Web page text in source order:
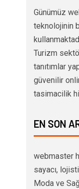
Günümüz
teknolojinin
Turizm
tanıtımlar
güvenilir
tasimacilik
EN SON
webmaster
sayacı,
Moda ve